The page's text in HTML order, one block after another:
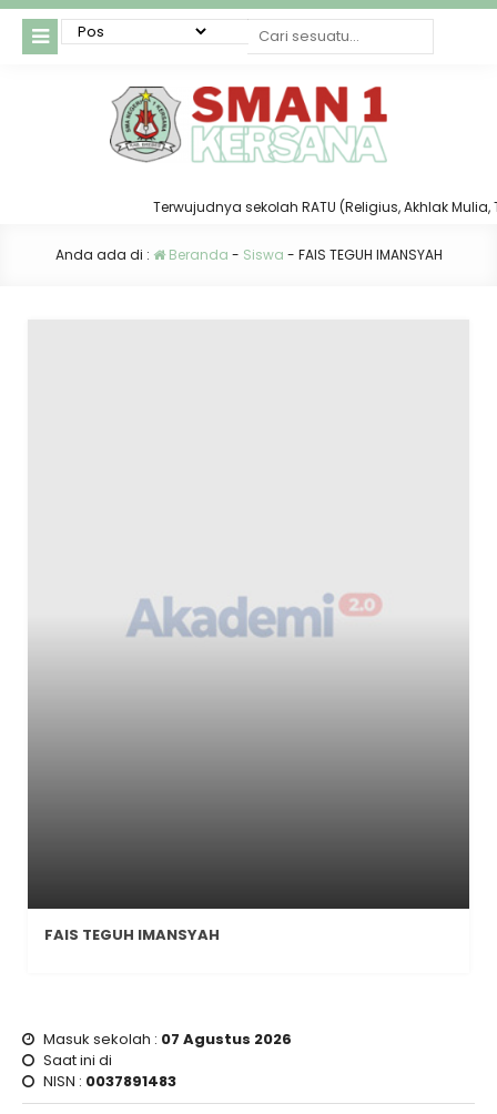
Terwujudnya sekolah RATU (Religius, Akhlak Mulia,
Anda ada di : Beranda - Siswa - FAIS TEGUH IMANSYAH
FAIS TEGUH IMANSYAH
Masuk sekolah : 07 Agustus 2026
Saat ini di
NISN : 0037891483